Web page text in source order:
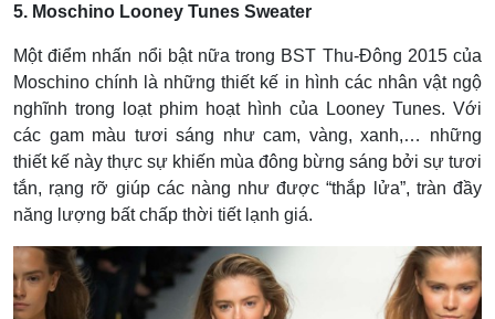
5. Moschino Looney Tunes Sweater
Một điểm nhấn nổi bật nữa trong BST Thu-Đông 2015 của
Moschino chính là những thiết kế in hình các nhân vật ngộ
nghĩnh trong loạt phim hoạt hình của Looney Tunes. Với
các gam màu tươi sáng như cam, vàng, xanh,… những
thiết kế này thực sự khiến mùa đông bừng sáng bởi sự tươi
tắn, rạng rỡ giúp các nàng như được “thắp lửa”, tràn đầy
năng lượng bất chấp thời tiết lạnh giá.